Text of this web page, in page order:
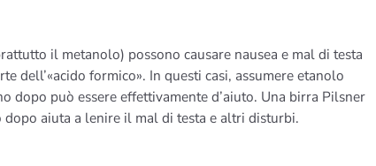
il metanolo) possono causare nausea e mal di testa
dell’«acido formico». In questi casi, assumere etanolo
dopo può essere effettivamente d’aiuto. Una birra Pilsner
aiuta a lenire il mal di testa e altri disturbi.